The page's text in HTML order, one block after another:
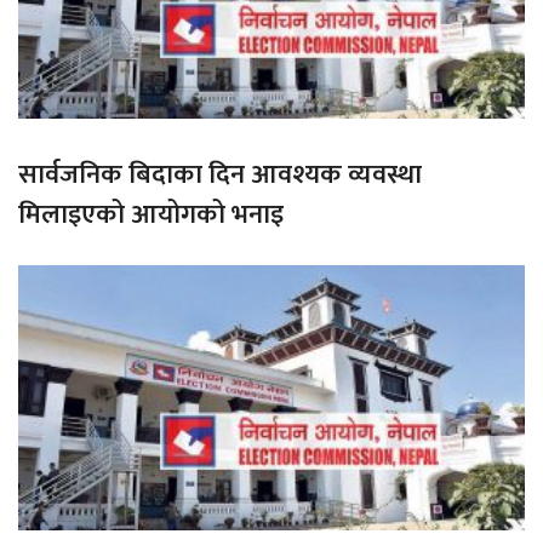
सार्वजनिक बिदाका दिन आवश्यक व्यवस्था
मिलाइएको आयोगको भनाइ